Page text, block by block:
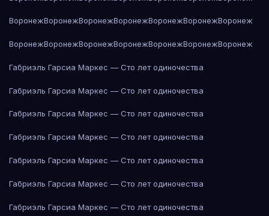
ВоронежВоронежВоронежВоронежВоронежВоронежВоронеж
ВоронежВоронежВоронежВоронежВоронежВоронежВоронеж
Габриэль Гарсиа Маркес — Сто лет одиночества
Габриэль Гарсиа Маркес — Сто лет одиночества
Габриэль Гарсиа Маркес — Сто лет одиночества
Габриэль Гарсиа Маркес — Сто лет одиночества
Габриэль Гарсиа Маркес — Сто лет одиночества
Габриэль Гарсиа Маркес — Сто лет одиночества
Габриэль Гарсиа Маркес — Сто лет одиночества